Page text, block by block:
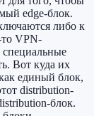
edge-блок.
либо к
то VPN-
Вот куда их
единый блок,
distribution-
блок.